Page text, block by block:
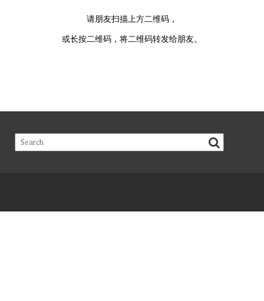
请朋友扫描上方二维码，
或长按二维码，将二维码转发给朋友。